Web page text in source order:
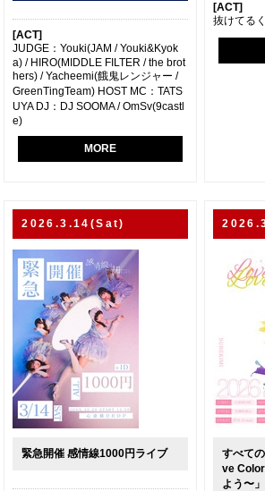
[ACT]
JUDGE：Youki(JAM / Youki&Kyok
a) / HIRO(MIDDLE FILTER / the brot
hers) / Yacheemi(餓鬼レンジャー /
GreenTingTeam) HOST MC：TATS
UYA DJ：DJ SOOMA / OmSv(9castl
e)
MORE
[ACT]
抜けてる
2026.3.14(Sat)
緊急開催 感情線1000円ライブ
すべて
ve
よう〜」